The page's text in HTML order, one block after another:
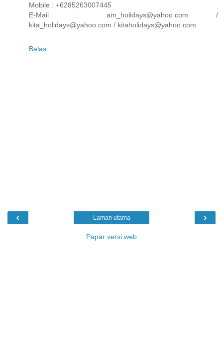
Mobile : +6285263007445
E-Mail : am_holidays@yahoo.com /
kita_holidays@yahoo.com / kitaholidays@yahoo.com.
Balas
‹ ›
Laman utama
Papar versi web